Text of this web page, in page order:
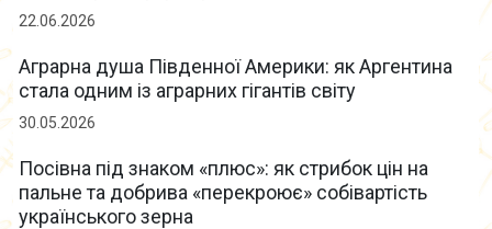
22.06.2026
Аграрна душа Південної Америки: як Аргентина
стала одним із аграрних гігантів світу
30.05.2026
Посівна під знаком «плюс»: як стрибок цін на
пальне та добрива «перекроює» собівартість
українського зерна